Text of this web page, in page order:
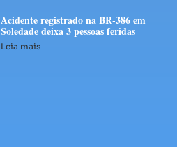
Acidente registrado na BR-386 em
Soledade deixa 3 pessoas feridas
Leia mais